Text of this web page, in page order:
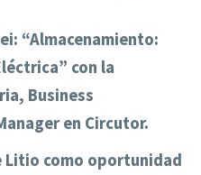
“Almacenamiento:
con la
Business
en Circutor.
Litio como oportunidad